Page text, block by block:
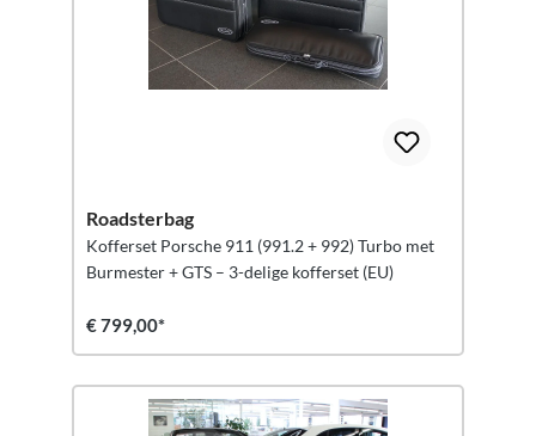
Roadsterbag
Kofferset Porsche 911 (991.2 + 992) Turbo met
Burmester + GTS – 3-delige kofferset (EU)
€ 799,00*